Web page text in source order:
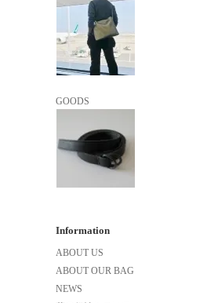
GOODS
Information
ABOUT US
ABOUT OUR BAG
NEWS